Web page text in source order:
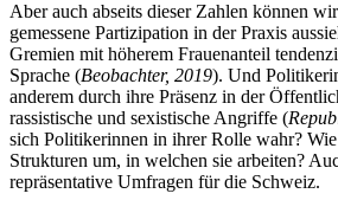
Aber auch abseits dieser Zahlen können
gemessene Partizipation in der Praxis
Gremien mit höherem Frauenanteil
Sprache (Beobachter, 2019). Und
anderem durch ihre Präsenz in der
rassistische und sexistische Angriffe (
sich Politikerinnen in ihrer Rolle wahr?
Strukturen um, in welchen sie arbeiten?
repräsentative Umfragen für die Schweiz.